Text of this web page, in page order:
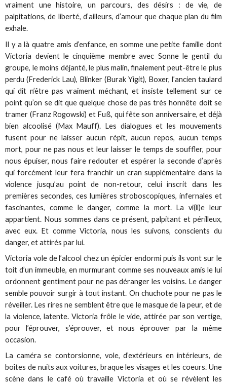
vraiment une histoire, un parcours, des désirs : de vie, de
palpitations, de liberté, d’ailleurs, d’amour que chaque plan du film
exhale.
Il y a là quatre amis d’enfance, en somme une petite famille dont
Victoria devient le cinquième membre avec Sonne le gentil du
groupe, le moins déjanté, le plus malin, finalement peut-être le plus
perdu (Frederick Lau), Blinker (Burak Yigit), Boxer, l’ancien taulard
qui dit n’être pas vraiment méchant, et insiste tellement sur ce
point qu’on se dit que quelque chose de pas très honnête doit se
tramer (Franz Rogowski) et Fuß, qui fête son anniversaire, et déjà
bien alcoolisé (Max Mauff). Les dialogues et les mouvements
fusent pour ne laisser aucun répit, aucun repos, aucun temps
mort, pour ne pas nous et leur laisser le temps de souffler, pour
nous épuiser, nous faire redouter et espérer la seconde d’après
qui forcément leur fera franchir un cran supplémentaire dans la
violence jusqu’au point de non-retour, celui inscrit dans les
premières secondes, ces lumières stroboscopiques, infernales et
fascinantes, comme le danger, comme la mort. La vi(ll)e leur
appartient. Nous sommes dans ce présent, palpitant et périlleux,
avec eux. Et comme Victoria, nous les suivons, conscients du
danger, et attirés par lui.
Victoria vole de l’alcool chez un épicier endormi puis ils vont sur le
toit d’un immeuble, en murmurant comme ses nouveaux amis le lui
ordonnent gentiment pour ne pas déranger les voisins. Le danger
semble pouvoir surgir à tout instant. On chuchote pour ne pas le
réveiller. Les rires ne semblent être que le masque de la peur, et de
la violence, latente. Victoria frôle le vide, attirée par son vertige,
pour l’éprouver, s’éprouver, et nous éprouver par la même
occasion.
La caméra se contorsionne, vole, d’extérieurs en intérieurs, de
boîtes de nuits aux voitures, braque les visages et les coeurs. Une
scène dans le café où travaille Victoria et où se révèlent les